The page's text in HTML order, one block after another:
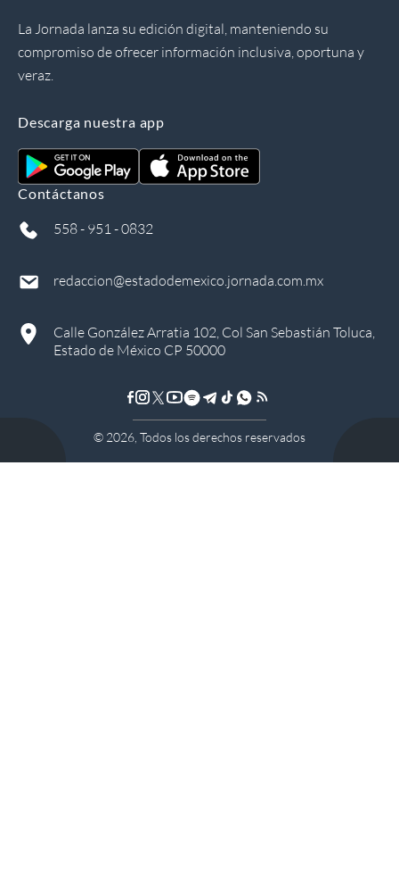
La Jornada lanza su edición digital, manteniendo su
compromiso de ofrecer información inclusiva, oportuna y
veraz.
Descarga nuestra app
Contáctanos
558 - 951 - 0832
redaccion@estadodemexico.jornada.com.mx
Calle González Arratia 102, Col San Sebastián Toluca,
Estado de México CP 50000
© 2026 , Todos los derechos reservados